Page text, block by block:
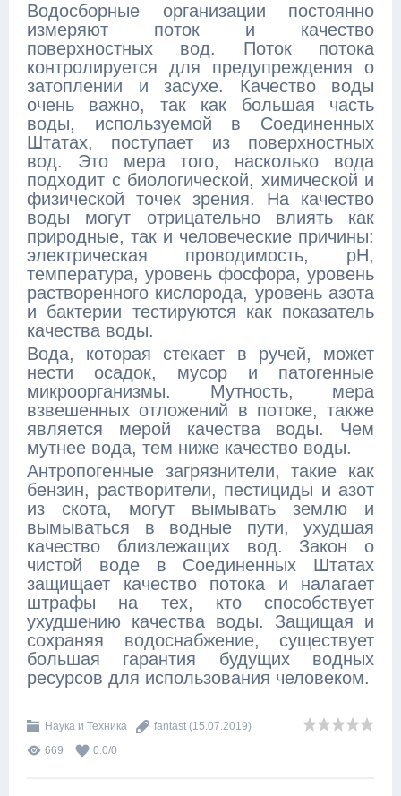
Водосборные организации постоянно
измеряют поток и качество
поверхностных вод. Поток потока
контролируется для предупреждения о
затоплении и засухе. Качество воды
очень важно, так как большая часть
воды, используемой в Соединенных
Штатах, поступает из поверхностных
вод. Это мера того, насколько вода
подходит с биологической, химической и
физической точек зрения. На качество
воды могут отрицательно влиять как
природные, так и человеческие причины:
электрическая проводимость, pH,
температура, уровень фосфора, уровень
растворенного кислорода, уровень азота
и бактерии тестируются как показатель
качества воды.
Вода, которая стекает в ручей, может
нести осадок, мусор и патогенные
микроорганизмы. Мутность, мера
взвешенных отложений в потоке, также
является мерой качества воды. Чем
мутнее вода, тем ниже качество воды.
Антропогенные загрязнители, такие как
бензин, растворители, пестициды и азот
из скота, могут вымывать землю и
вымываться в водные пути, ухудшая
качество близлежащих вод. Закон о
чистой воде в Соединенных Штатах
защищает качество потока и налагает
штрафы на тех, кто способствует
ухудшению качества воды. Защищая и
сохраняя водоснабжение, существует
большая гарантия будущих водных
ресурсов для использования человеком.
Наука и Техника fantast (15.07.2019)
669
0.0/0